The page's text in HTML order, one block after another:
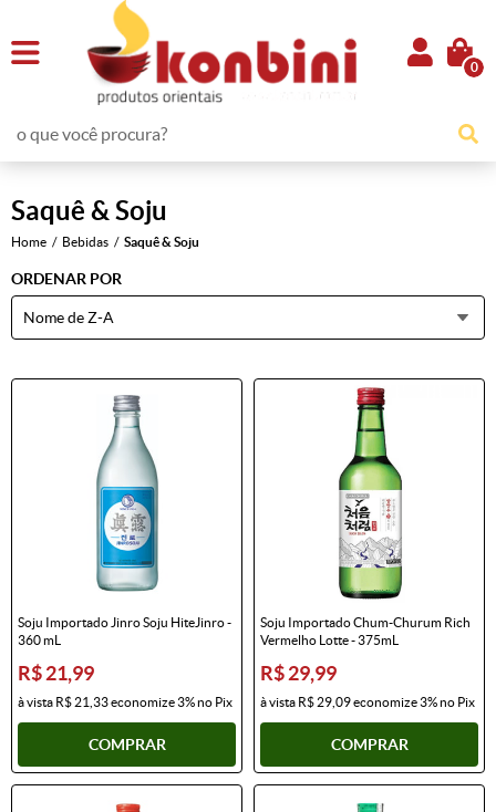
0
Saquê & Soju
Home Bebidas Saquê & Soju
ORDENAR POR
Nome de Z-A
Soju Importado Jinro Soju HiteJinro -
360 mL
R$ 21,99
à vista R$ 21,33economize3%no Pix
COMPRAR
Soju Importado Chum-Churum Rich
Vermelho Lotte - 375mL
R$ 29,99
à vista R$ 29,09economize3%no Pix
COMPRAR